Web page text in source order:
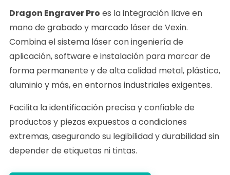
Dragon Engraver Pro es la integración llave en
mano de grabado y marcado láser de Vexin.
Combina el sistema láser con ingeniería de
aplicación, software e instalación para marcar de
forma permanente y de alta calidad metal, plástico,
aluminio y más, en entornos industriales exigentes.
Facilita la identificación precisa y confiable de
productos y piezas expuestos a condiciones
extremas, asegurando su legibilidad y durabilidad sin
depender de etiquetas ni tintas.